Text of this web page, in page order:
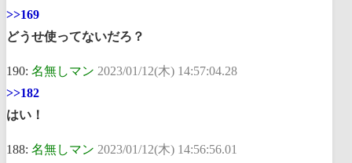
>>169
どうせ使ってないだろ？
190: 名無しマン 2023/01/12(木) 14:57:04.28
>>182
はい！
188: 名無しマン 2023/01/12(木) 14:56:56.01